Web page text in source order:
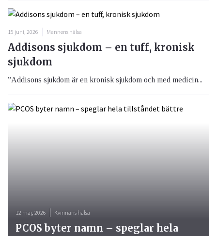
15 juni, 2026 Mannens hälsa
Addisons sjukdom – en tuff, kronisk
sjukdom
”Addisons sjukdom är en kronisk sjukdom och med medicin...
12 maj, 2026 Kvinnans hälsa
PCOS byter namn – speglar hela